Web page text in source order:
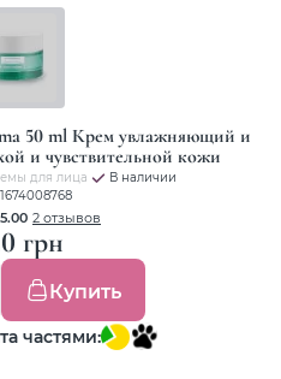
50 ml Крем увлажняющий и
и чувствительной кожи
для лица
В наличии
5.00 2 отзывов
грн
Купить
частями: